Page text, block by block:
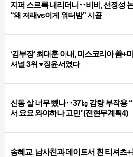
지퍼 스르륵 내리더니‥비비, 선정성
“왜 저래vs이게 워터밤” 시끌
‘김부장’ 최대훈 아내, 미스코리아 善+
셔널 3위 ♥장윤서였다
신동 살 너무 뺐나‥37㎏ 감량 부작용
서 요요 와야하나 고민”(전현무계획4)
송혜교, 남사친과 데이트서 흰 티셔츠+